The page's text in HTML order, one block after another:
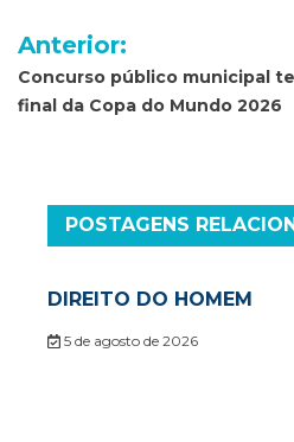
Navegação
de
Anterior:
Concurso público municipal
final da Copa do Mundo 2026
POSTAGENS
DIREITO DO HOMEM
5 de agosto de 2026